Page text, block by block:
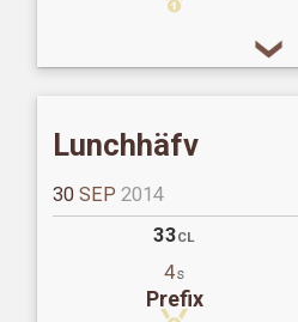
Lunchhäfv
30 SEP 2014
33CL
4s
Prefix